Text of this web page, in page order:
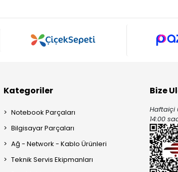
Kategoriler
Notebook Parçaları
Bilgisayar Parçaları
Ağ - Network - Kablo Ürünleri
Teknik Servis Ekipmanları
Bize
Haftaiçi
14:00